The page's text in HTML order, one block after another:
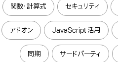
関数・計算式 セキュリティ
アドオン JavaScript 活用
同期 サードパーティ